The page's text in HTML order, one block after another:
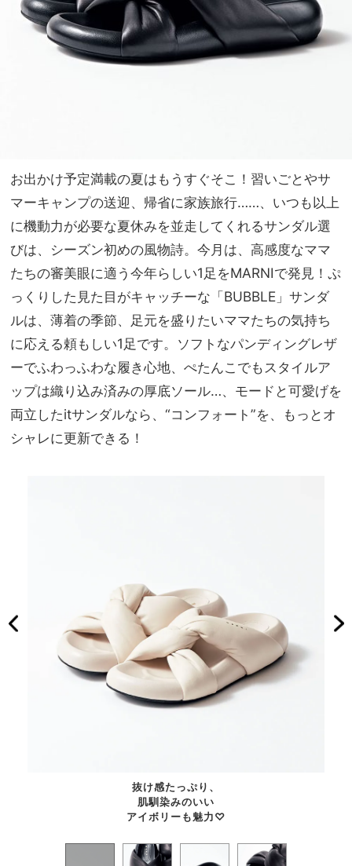
お出かけ予定満載の夏はもうすぐそこ！習いごとやサ
マーキャンプの送迎、帰省に家族旅行……、いつも以上
に機動力が必要な夏休みを並走してくれるサンダル選
びは、シーズン初めの風物詩。今月は、高感度なママ
たちの審美眼に適う今年らしい1足をMARNIで発見！ぷ
っくりした見た目がキャッチーな「BUBBLE」サンダ
ルは、薄着の季節、足元を盛りたいママたちの気持ち
に応える頼もしい1足です。ソフトなパンディングレザ
ーでふわっふわな履き心地、ぺたんこでもスタイルア
ップは織り込み済みの厚底ソール…、モードと可愛げを
両立したitサンダルなら、“コンフォート”を、もっとオ
シャレに更新できる！
抜け感たっぷり、
肌馴染みのいい
アイボリーも魅力♡